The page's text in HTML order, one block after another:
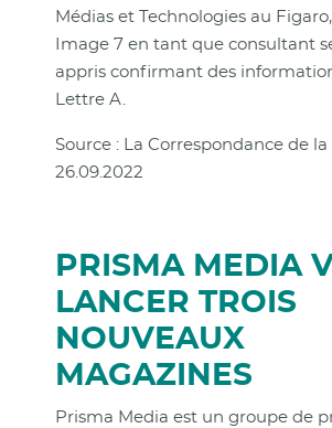
Médias et Technologies au
Image 7 en tant que consultant
appris confirmant des
Lettre A.
Source : La Correspondance de la
26.09.2022
PRISMA MEDIA
LANCER TROIS
NOUVEAUX
MAGAZINES
Prisma Media est un groupe de